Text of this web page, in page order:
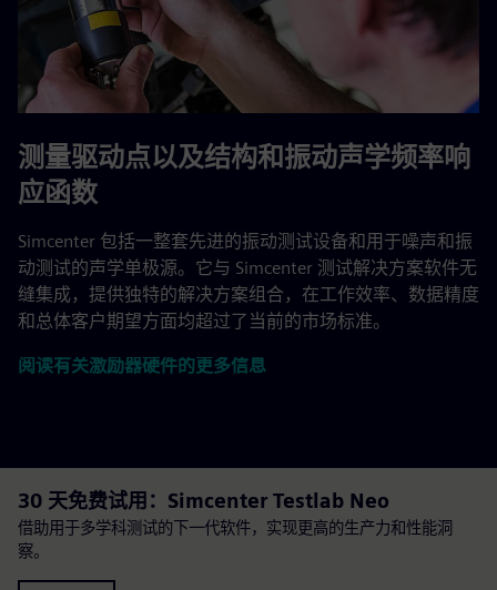
测量驱动点以及结构和振动声学频率响
应函数
Simcenter 包括一整套先进的振动测试设备和用于噪声和振
动测试的声学单极源。它与 Simcenter 测试解决方案软件无
缝集成，提供独特的解决方案组合，在工作效率、数据精度
和总体客户期望方面均超过了当前的市场标准。
阅读有关激励器硬件的更多信息
30 天免费试用：Simcenter Testlab Neo
借助用于多学科测试的下一代软件，实现更高的生产力和性能洞
察。